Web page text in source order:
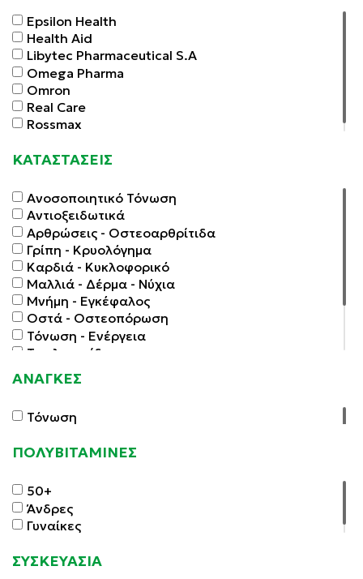
Epsilon Health
Health Aid
Libytec Pharmaceutical S.A
Omega Pharma
Omron
Real Care
Rossmax
ΚΑΤΑΣΤΑΣΕΙΣ
Ανοσοποιητικό Τόνωση
Αντιοξειδωτικά
Αρθρώσεις - Οστεοαρθρίτιδα
Γρίπη - Κρυολόγημα
Καρδιά - Κυκλοφορικό
Μαλλιά - Δέρμα - Νύχια
Μνήμη - Εγκέφαλος
Οστά - Οστεοπόρωση
Τόνωση - Ενέργεια
Τριγλυκερίδια
Υπέρταση
ΑΝΑΓΚΕΣ
Τόνωση
ΠΟΛΥΒΙΤΑΜΙΝΕΣ
50+
Άνδρες
Γυναίκες
ΣΥΣΚΕΥΑΣΙΑ